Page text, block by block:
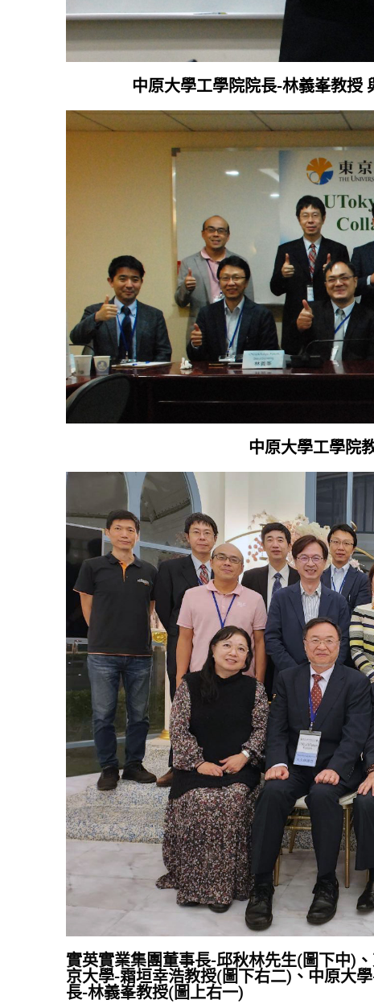
中原大學工學院院長-林義峯教授
中原大學工學院
實英實業集團董事長-邱秋林先生(圖下中)
京大學-霜垣幸浩教授(圖下右二)、中原大
長-林義峯教授(圖上右一)